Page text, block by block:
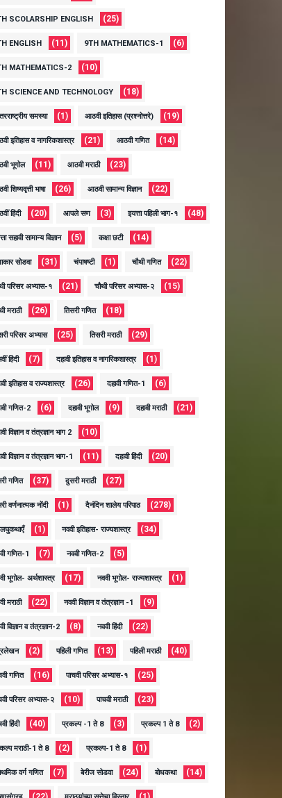
SCOLARSHIP ENGLISH (25)
ENGLISH (11) 9TH MATHEMATICS-1 (6)
MATHEMATICS-2 (10)
SCIENCE AND TECHNOLOGY (18)
समस्या (1) आठवी इतिहास (प्रश्नोत्तरे) (19)
इतिहास व नागरिकशास्त्र (21) आठवी गणित (14)
भूगोल (11) आठवी मराठी (23)
शिष्यवृत्ती भाषा (26) आठवी सामान्य विज्ञान (22)
हिंदी (20) आपले सण (3) इयत्ता पहिली भाग-१ (48)
सहावी सामान्य विज्ञान (5) कक्षा छटी (14)
सोडवा (31) चंपाषष्टी (1) चौथी गणित (22)
परिसर अभ्यास-१ (21) चौथी परिसर अभ्यास-२ (15)
मराठी (26) तिसरी गणित (18)
परिसर अभ्यास (25) तिसरी मराठी (29)
हिंदी (7) दहावी इतिहास व नागरिकशास्त्र (1)
इतिहास व राज्यशास्त्र (26) दहावी गणित-1 (6)
गणित-2 (6) दहावी भूगोल (9) दहावी मराठी (21)
विज्ञान व तंत्रज्ञान भाग 2 (10)
विज्ञान व तंत्रज्ञान भाग-1 (11) दहावी हिंदी (20)
गणित (37) दुसरी मराठी (27)
वर्णनात्मक नोंदी (1) दैनंदिन शालेय परिपाठ (278)
लघुकथाएँ (1) नववी इतिहास- राज्यशास्त्र (34)
गणित-1 (7) नववी गणित-2 (5)
भूगोल- अर्थशास्त्र (17) नववी भूगोल- राज्यशास्त्र (1)
मराठी (22) नववी विज्ञान व तंत्रज्ञान -1 (9)
विज्ञान व तंत्रज्ञान-2 (8) नववी हिंदी (22)
(2) पहिली गणित (13) पहिली मराठी (40)
गणित (16) पाचवी परिसर अभ्यास-१ (25)
परिसर अभ्यास-२ (10) पाचवी मराठी (23)
हिंदी (40) प्रकल्प -1 ते 8 (3) प्रकल्प 1 ते 8 (2)
मराठी-1 ते 8 (2) प्रकल्प-1 ते 8 (1)
वर्ग गणित (7) बेरीज सोडवा (24) बोधकथा (14)